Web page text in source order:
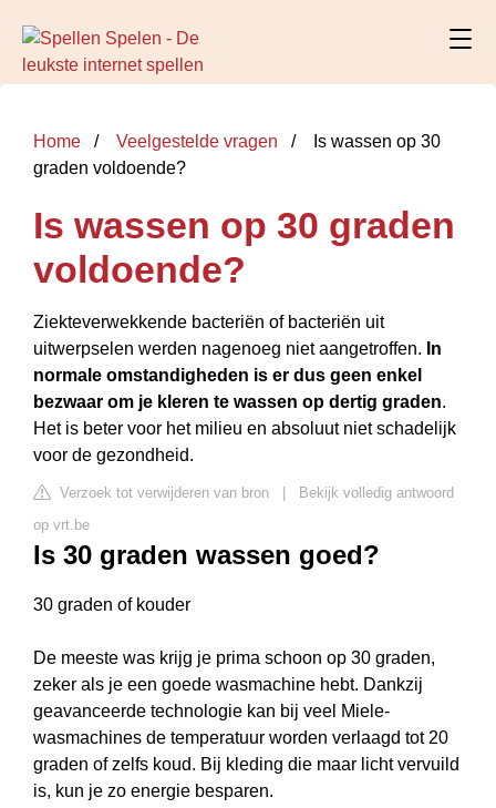
Home Veelgestelde vragen
Is wassen op 30
graden voldoende?
Is wassen op 30 graden
voldoende?
Ziekteverwekkende bacteriën of bacteriën uit
uitwerpselen werden nagenoeg niet aangetroffen. In
normale omstandigheden is er dus geen enkel
bezwaar om je kleren te wassen op dertig graden.
Het is beter voor het milieu en absoluut niet schadelijk
voor de gezondheid.
Verzoek tot verwijderen van bron
Bekijk volledig antwoord
op vrt.be
Is 30 graden wassen goed?
30 graden of kouder
De meeste was krijg je prima schoon op 30 graden,
zeker als je een goede wasmachine hebt. Dankzij
geavanceerde technologie kan bij veel Miele-
wasmachines de temperatuur worden verlaagd tot 20
graden of zelfs koud. Bij kleding die maar licht vervuild
is, kun je zo energie besparen.